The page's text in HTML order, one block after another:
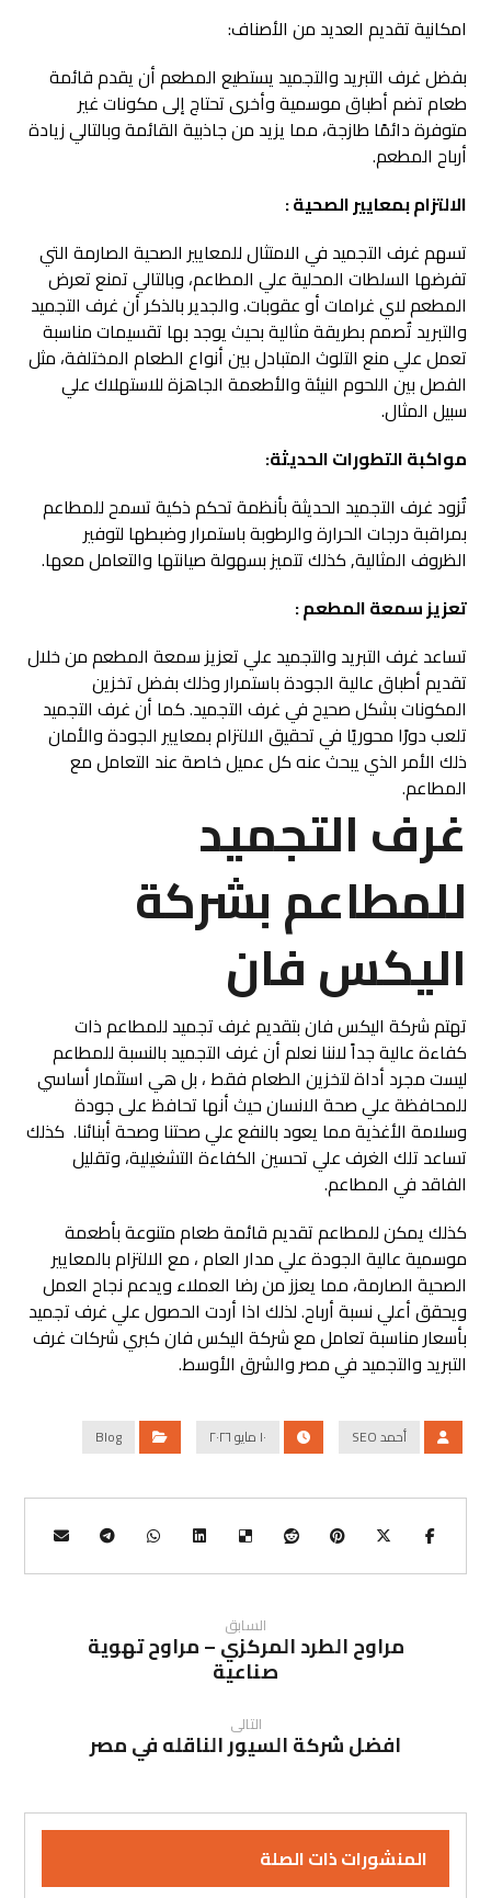
امكانية تقديم العديد من الأصناف:
بفضل غرف التبريد والتجميد يستطيع المطعم أن يقدم قائمة
طعام تضم أطباق موسمية وأخرى تحتاج إلى مكونات غير
متوفرة دائمًا طازجة، مما يزيد من جاذبية القائمة وبالتالي زيادة
أرباح المطعم.
الالتزام بمعايير الصحية :
تسهم غرف التجميد في الامتثال للمعايير الصحية الصارمة التي
تفرضها السلطات المحلية علي المطاعم، وبالتالي تمنع تعرض
المطعم لاي غرامات أو عقوبات. والجدير بالذكر أن غرف التجميد
والتبريد تٌصمم بطريقة مثالية بحيث يوجد بها تقسيمات مناسبة
تعمل علي منع التلوث المتبادل بين أنواع الطعام المختلفة، مثل
الفصل بين اللحوم النيئة والأطعمة الجاهزة للاستهلاك علي
سبيل المثال.
مواكبة التطورات الحديثة:
تٌزود غرف التجميد الحديثة بأنظمة تحكم ذكية تسمح للمطاعم
بمراقبة درجات الحرارة والرطوبة باستمرار وضبطها لتوفير
الظروف المثالية, كذلك تتميز بسهولة صيانتها والتعامل معها.
تعزيز سمعة المطعم :
تساعد غرف التبريد والتجميد علي تعزيز سمعة المطعم من خلال
تقديم أطباق عالية الجودة باستمرار وذلك بفضل تخزين
المكونات بشكل صحيح في غرف التجميد. كما أن غرف التجميد
تلعب دورًا محوريًا في تحقيق الالتزام بمعايير الجودة والأمان
ذلك الأمر الذي يبحث عنه كل عميل خاصة عند التعامل مع
المطاعم.
غرف التجميد
للمطاعم بشركة
اليكس فان
تهتم شركة اليكس فان بتقديم غرف تجميد للمطاعم ذات
كفاءة عالية جداً لاننا نعلم أن غرف التجميد بالنسبة للمطاعم
ليست مجرد أداة لتخزين الطعام فقط ، بل هي استثمار أساسي
للمحافظة علي صحة الانسان حيث أنها تحافظ على جودة
وسلامة الأغذية مما يعود بالنفع علي صحتنا وصحة أبنائنا. كذلك
تساعد تلك الغرف علي تحسين الكفاءة التشغيلية، وتقليل
الفاقد في المطاعم.
كذلك يمكن للمطاعم تقديم قائمة طعام متنوعة بأطعمة
موسمية عالية الجودة علي مدار العام ، مع الالتزام بالمعايير
الصحية الصارمة، مما يعزز من رضا العملاء ويدعم نجاح العمل
ويحقق أعلي نسبة أرباح. لذلك اذا أردت الحصول علي غرف تجميد
بأسعار مناسبة تعامل مع شركة اليكس فان كبري شركات غرف
التبريد والتجميد في مصر والشرق الأوسط.
أحمد SEO ١٠ مايو ٢٠٢٦ Blog
السابق
مراوح الطرد المركزي – مراوح تهوية
صناعية
التالى
افضل شركة السيور الناقله في مصر
المنشورات ذات الصلة